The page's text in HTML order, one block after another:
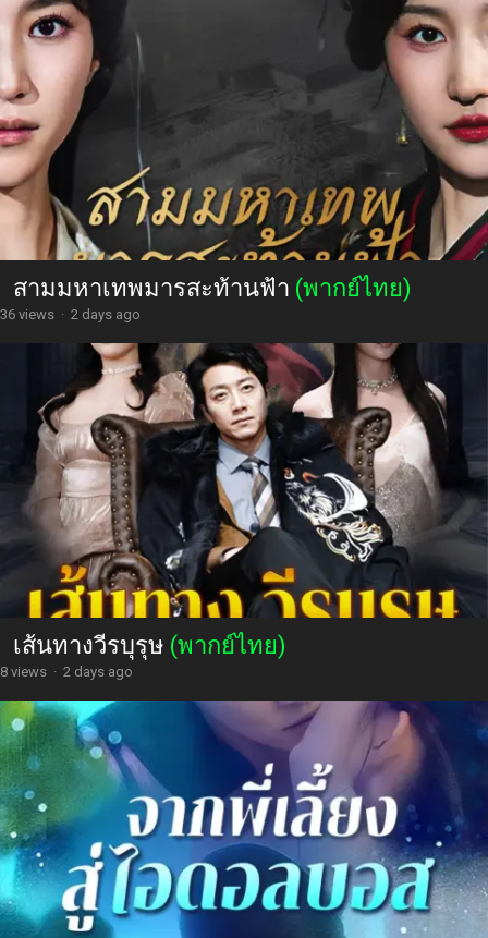
สามมหาเทพมารสะท้านฟ้า (พากย์ไทย)
36 views · 2 days ago
เส้นทางวีรบุรุษ (พากย์ไทย)
8 views · 2 days ago